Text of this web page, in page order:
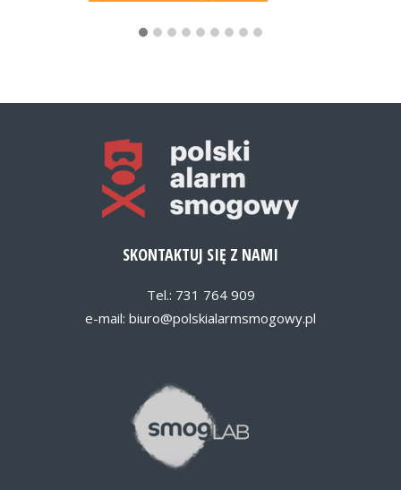
SKONTAKTUJ SIĘ Z NAMI
Tel.: 731 764 909
e-mail: biuro@polskialarmsmogowy.pl